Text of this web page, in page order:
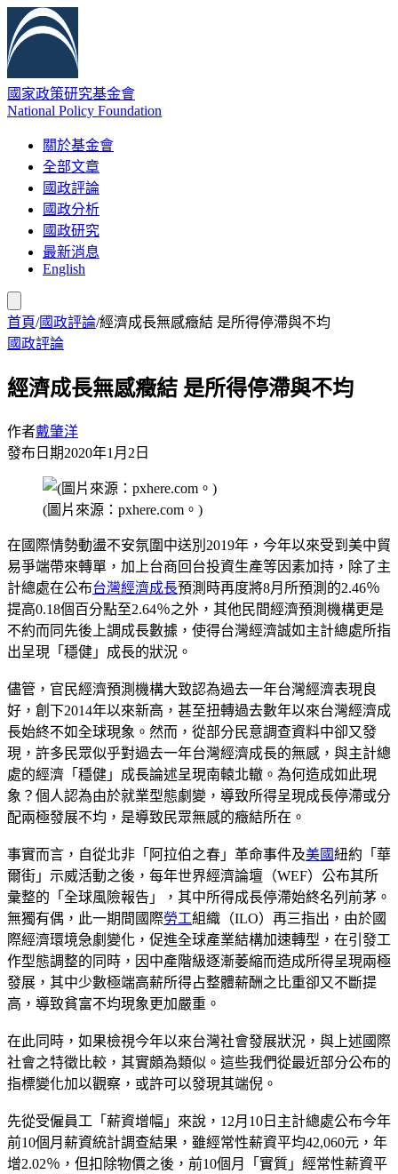
國家政策研究基金會
National Policy Foundation
關於基金會
全部文章
國政評論
國政分析
國政研究
最新消息
English
首頁/國政評論/經濟成長無感癥結 是所得停滯與不均
國政評論
經濟成長無感癥結 是所得停滯與不均
作者戴肇洋
發布日期2020年1月2日
(圖片來源：pxhere.com。)
在國際情勢動盪不安氛圍中送別2019年，今年以來受到美中貿
易爭端帶來轉單，加上台商回台投資生產等因素加持，除了主
計總處在公布台灣經濟成長預測時再度將8月所預測的2.46％
提高0.18個百分點至2.64％之外，其他民間經濟預測機構更是
不約而同先後上調成長數據，使得台灣經濟誠如主計總處所指
出呈現「穩健」成長的狀況。
儘管，官民經濟預測機構大致認為過去一年台灣經濟表現良
好，創下2014年以來新高，甚至扭轉過去數年以來台灣經濟成
長始終不如全球現象。然而，從部分民意調查資料中卻又發
現，許多民眾似乎對過去一年台灣經濟成長的無感，與主計總
處的經濟「穩健」成長論述呈現南轅北轍。為何造成如此現
象？個人認為由於就業型態劇變，導致所得呈現成長停滯或分
配兩極發展不均，是導致民眾無感的癥結所在。
事實而言，自從北非「阿拉伯之春」革命事件及美國紐約「華
爾街」示威活動之後，每年世界經濟論壇（WEF）公布其所
彙整的「全球風險報告」，其中所得成長停滯始終名列前茅。
無獨有偶，此一期間國際勞工組織（ILO）再三指出，由於國
際經濟環境急劇變化，促進全球產業結構加速轉型，在引發工
作型態調整的同時，因中產階級逐漸萎縮而造成所得呈現兩極
發展，其中少數極端高薪所得占整體薪酬之比重卻又不斷提
高，導致貧富不均現象更加嚴重。
在此同時，如果檢視今年以來台灣社會發展狀況，與上述國際
社會之特徵比較，其實頗為類似。這些我們從最近部分公布的
指標變化加以觀察，或許可以發現其端倪。
先從受僱員工「薪資增幅」來說，12月10日主計總處公布今年
前10個月薪資統計調查結果，雖經常性薪資平均42,060元，年
增2.02％，但扣除物價之後，前10個月「實質」經常性薪資平